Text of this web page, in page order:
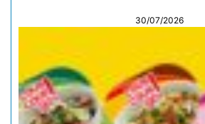
30/07/2026